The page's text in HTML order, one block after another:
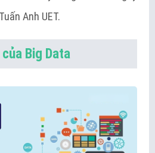
Anh UET.
Big Data